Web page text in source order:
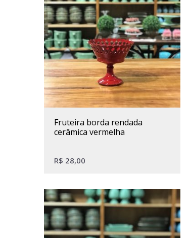
fruteira borda rendada
cerâmica vermelha
R$ 28,00